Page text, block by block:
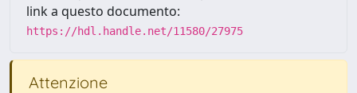
link a questo documento:
https://hdl.handle.net/11580/27975
Attenzione